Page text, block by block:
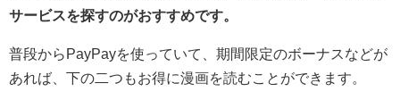
サービスを探すのがおすすめです。
普段からPayPayを使っていて、期間限定のボーナスなどが
あれば、下の二つもお得に漫画を読むことができます。